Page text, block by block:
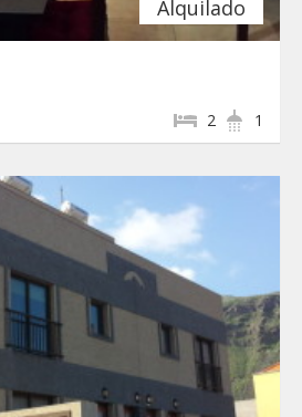
Alquilado
1
2